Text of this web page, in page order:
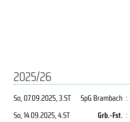
2025/26
So, 07.09.2025, 3.ST SpG Brambach :
So, 14.09.2025, 4.ST Grb.-Fst. :